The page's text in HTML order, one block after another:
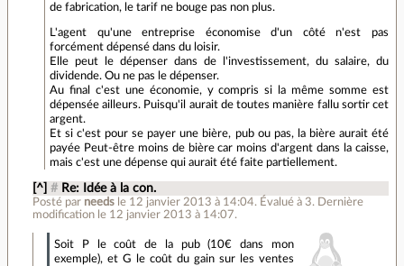
de fabrication, le tarif ne bouge pas non plus.
L'agent qu'une entreprise économise d'un côté n'est pas
forcément dépensé dans du loisir.
Elle peut le dépenser dans de l'investissement, du salaire, du
dividende. Ou ne pas le dépenser.
Au final c'est une économie, y compris si la même somme est
dépensée ailleurs. Puisqu'il aurait de toutes manière fallu sortir cet
argent.
Et si c'est pour se payer une bière, pub ou pas, la bière aurait été
payée Peut-être moins de bière car moins d'argent dans la caisse,
mais c'est une dépense qui aurait été faite partiellement.
[^] # Re: Idée à la con.
Posté par needs le 12 janvier 2013 à 14:04. Évalué à 3. Dernière
modification le 12 janvier 2013 à 14:07.
Soit P le coût de la pub (10€ dans mon
exemple), et G le coût du gain sur les ventes